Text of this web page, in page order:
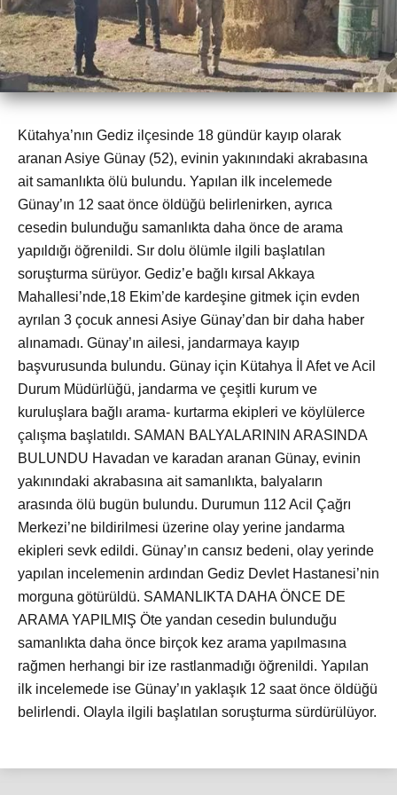
Kütahya’nın Gediz ilçesinde 18 gündür kayıp olarak
aranan Asiye Günay (52), evinin yakınındaki akrabasına
ait samanlıkta ölü bulundu. Yapılan ilk incelemede
Günay’ın 12 saat önce öldüğü belirlenirken, ayrıca
cesedin bulunduğu samanlıkta daha önce de arama
yapıldığı öğrenildi. Sır dolu ölümle ilgili başlatılan
soruşturma sürüyor. Gediz’e bağlı kırsal Akkaya
Mahallesi’nde,18 Ekim’de kardeşine gitmek için evden
ayrılan 3 çocuk annesi Asiye Günay’dan bir daha haber
alınamadı. Günay’ın ailesi, jandarmaya kayıp
başvurusunda bulundu. Günay için Kütahya İl Afet ve Acil
Durum Müdürlüğü, jandarma ve çeşitli kurum ve
kuruluşlara bağlı arama- kurtarma ekipleri ve köylülerce
çalışma başlatıldı. SAMAN BALYALARININ ARASINDA
BULUNDU Havadan ve karadan aranan Günay, evinin
yakınındaki akrabasına ait samanlıkta, balyaların
arasında ölü bugün bulundu. Durumun 112 Acil Çağrı
Merkezi’ne bildirilmesi üzerine olay yerine jandarma
ekipleri sevk edildi. Günay’ın cansız bedeni, olay yerinde
yapılan incelemenin ardından Gediz Devlet Hastanesi’nin
morguna götürüldü. SAMANLIKTA DAHA ÖNCE DE
ARAMA YAPILMIŞ Öte yandan cesedin bulunduğu
samanlıkta daha önce birçok kez arama yapılmasına
rağmen herhangi bir ize rastlanmadığı öğrenildi. Yapılan
ilk incelemede ise Günay’ın yaklaşık 12 saat önce öldüğü
belirlendi. Olayla ilgili başlatılan soruşturma sürdürülüyor.